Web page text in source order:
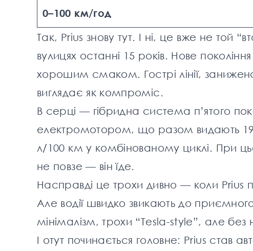
0–100 км/год
Так, Prius знову тут. І ні, це вже не той
вулицях останні 15 років. Нове
хорошим смаком. Гострі лінії,
виглядає як компроміс.
В серці — гібридна система п’ятого
електромотором, що разом видають
л/100 км у комбінованому циклі. При
не повзе — він їде.
Насправді це трохи дивно — коли Prius
Але водії швидко звикають до
мінімалізм, трохи “Tesla-style”, але без
І отут починається головне: Prius став